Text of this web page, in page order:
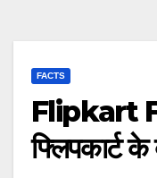
FACTS
Flipkart
फ्लिपकार्ट के